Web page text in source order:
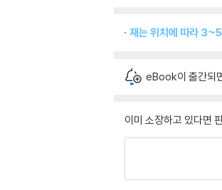
재는 위치에 따라
eBook이 출간되
이미 소장하고 있다면